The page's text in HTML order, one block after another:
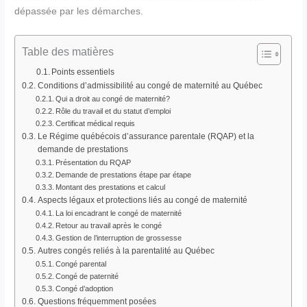
dépassée par les démarches.
Table des matières
Points essentiels
Conditions d’admissibilité au congé de maternité au Québec
Qui a droit au congé de maternité?
Rôle du travail et du statut d’emploi
Certificat médical requis
Le Régime québécois d’assurance parentale (RQAP) et la
demande de prestations
Présentation du RQAP
Demande de prestations étape par étape
Montant des prestations et calcul
Aspects légaux et protections liés au congé de maternité
La loi encadrant le congé de maternité
Retour au travail après le congé
Gestion de l’interruption de grossesse
Autres congés reliés à la parentalité au Québec
Congé parental
Congé de paternité
Congé d’adoption
Questions fréquemment posées